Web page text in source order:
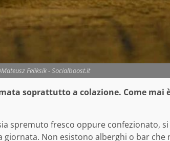
Feliksik - Socialboost.it
soprattutto a colazione. Come mai
spremuto fresco oppure confezionato,
Non esistono alberghi o bar